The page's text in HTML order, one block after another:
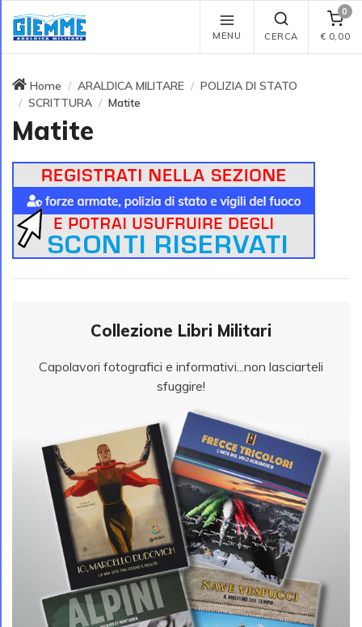
MENU CERCA
0
€ 0,00
Home ARALDICA MILITARE
POLIZIA DI STATO
SCRITTURA
Matite
Matite
Collezione Libri Militari
Capolavori fotografici e informativi...non lasciarteli
sfuggire!